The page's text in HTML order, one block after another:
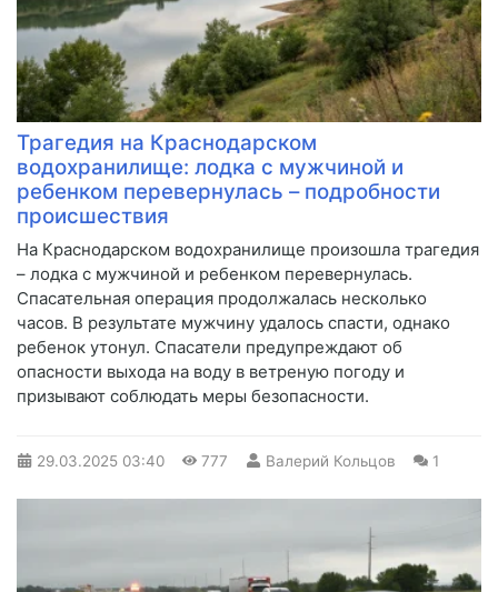
Трагедия на Краснодарском
водохранилище: лодка с мужчиной и
ребенком перевернулась – подробности
происшествия
На Краснодарском водохранилище произошла трагедия
– лодка с мужчиной и ребенком перевернулась.
Спасательная операция продолжалась несколько
часов. В результате мужчину удалось спасти, однако
ребенок утонул. Спасатели предупреждают об
опасности выхода на воду в ветреную погоду и
призывают соблюдать меры безопасности.
29.03.2025 03:40 777 Валерий Кольцов 1